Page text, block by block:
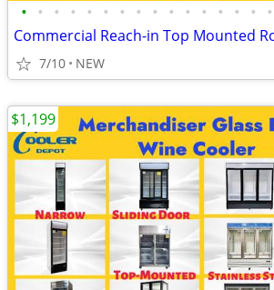
• • • • • • • • • • • • • • • •
7/10 NEW
$1,199